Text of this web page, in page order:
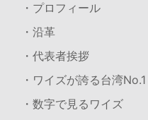
・プロフィール
・沿革
・代表者挨拶
・ワイズが誇る台湾No.1
・数字で見るワイズ